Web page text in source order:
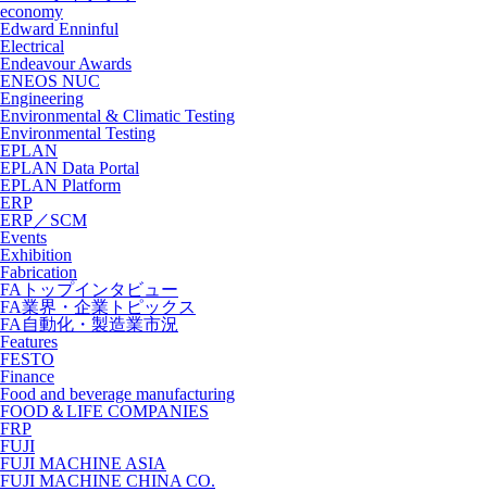
economy
Edward Enninful
Electrical
Endeavour Awards
ENEOS NUC
Engineering
Environmental & Climatic Testing
Environmental Testing
EPLAN
EPLAN Data Portal
EPLAN Platform
ERP
ERP／SCM
Events
Exhibition
Fabrication
FAトップインタビュー
FA業界・企業トピックス
FA自動化・製造業市況
Features
FESTO
Finance
Food and beverage manufacturing
FOOD＆LIFE COMPANIES
FRP
FUJI
FUJI MACHINE ASIA
FUJI MACHINE CHINA CO.